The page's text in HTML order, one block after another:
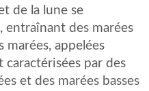
de la lune se
des marées
appelées
caractérisées par des
et des marées basses